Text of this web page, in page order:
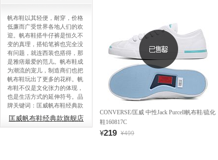
帆布鞋以其轻便，耐穿，价格
低廉而广受世界各地人们的欢
迎。帆布鞋搭牛仔裤是恒久不
变的真理，搭铅笔裤也完全没
有问题，就连西装也搭得，那
是雅痞最爱的范儿。帆布鞋成
为潮流的宠儿，制造商们也把
帆布鞋玩出了更多的花样。帆
布鞋不仅是文化张力的体现，
也是生活方式的延伸符号。品
牌关键词：匡威帆布鞋经典款
匡威帆布鞋经典款旗舰店
CONVERSE/匡威 中性Jack Purcell帆布鞋/硫化
鞋160817C
¥219 ¥499